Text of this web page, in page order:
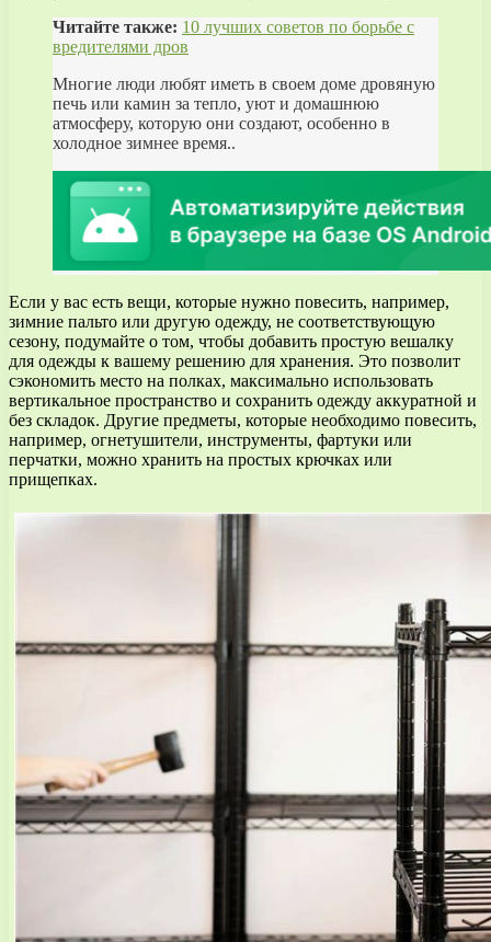
Читайте также: 10 лучших советов по борьбе с
вредителями дров
Многие люди любят иметь в своем доме дровяную
печь или камин за тепло, уют и домашнюю
атмосферу, которую они создают, особенно в
холодное зимнее время..
Если у вас есть вещи, которые нужно повесить, например,
зимние пальто или другую одежду, не соответствующую
сезону, подумайте о том, чтобы добавить простую вешалку
для одежды к вашему решению для хранения. Это позволит
сэкономить место на полках, максимально использовать
вертикальное пространство и сохранить одежду аккуратной и
без складок. Другие предметы, которые необходимо повесить,
например, огнетушители, инструменты, фартуки или
перчатки, можно хранить на простых крючках или
прищепках.